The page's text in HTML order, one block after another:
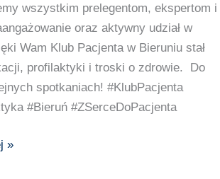
wszystkim prelegentom, ekspertom i
oraz aktywny udział w
Wam Klub Pacjenta w Bieruniu stał
profilaktyki i troski o zdrowie. Do
spotkaniach! #KlubPacjenta
#Bieruń #ZSerceDoPacjenta
»